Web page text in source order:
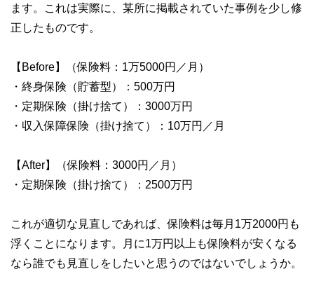
ます。これは実際に、某所に掲載されていた事例を少し修
正したものです。
【Before】（保険料：1万5000円／月）
・終身保険（貯蓄型）：500万円
・定期保険（掛け捨て）：3000万円
・収入保障保険（掛け捨て）：10万円／月
【After】（保険料：3000円／月）
・定期保険（掛け捨て）：2500万円
これが適切な見直しであれば、保険料は毎月1万2000円も
浮くことになります。月に1万円以上も保険料が安くなる
なら誰でも見直しをしたいと思うのではないでしょうか。